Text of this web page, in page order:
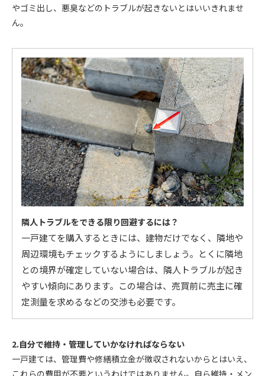
やゴミ出し、悪臭などのトラブルが起きないとはいいきれませ
ん。
隣人トラブルをできる限り回避するには？
一戸建てを購入するときには、建物だけでなく、隣地や
周辺環境もチェックするようにしましょう。とくに隣地
との境界が確定していない場合は、隣人トラブルが起き
やすい傾向にあります。この場合は、売買前に売主に確
定測量を求めるなどの交渉も必要です。
2.自分で維持・管理していかなければならない
一戸建ては、管理費や修繕積立金が徴収されないからとはいえ、
これらの費用が不要というわけではありません。自ら維持・メン